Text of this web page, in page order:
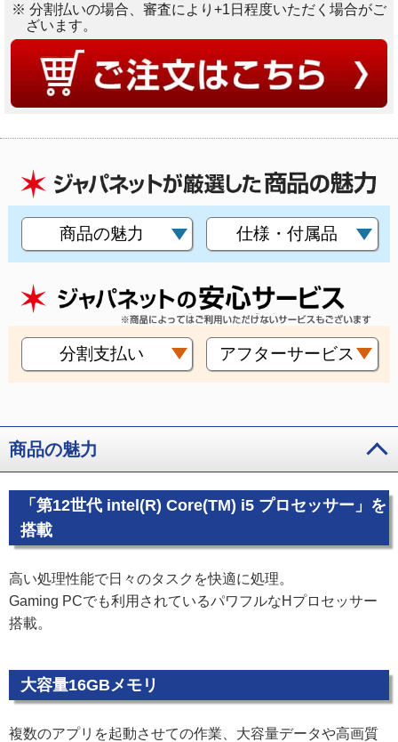
※ 分割払いの場合、審査により+1日程度いただく場合がご
ざいます。
商品の魅力 仕様・付属品
分割支払い アフターサービス
商品の魅力
「第12世代 intel(R) Core(TM) i5 プロセッサー」を
搭載
高い処理性能で日々のタスクを快適に処理。
Gaming PCでも利用されているパワフルなHプロセッサー
搭載。
大容量16GBメモリ
複数のアプリを起動させての作業、大容量データや高画質